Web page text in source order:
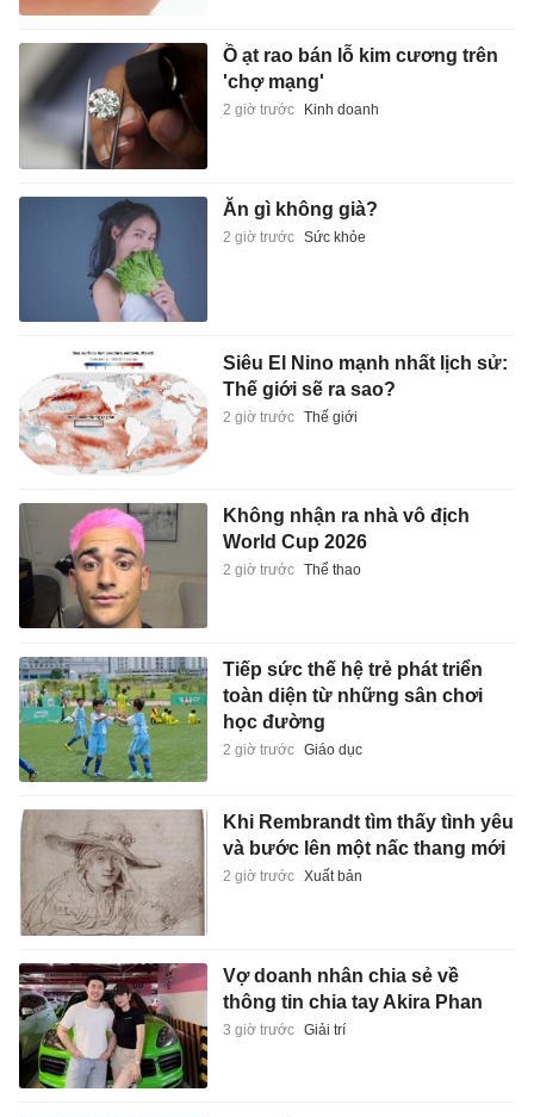
Ồ ạt rao bán lỗ kim cương trên
'chợ mạng'
2 giờ trước Kinh doanh
Ăn gì không già?
2 giờ trước Sức khỏe
Siêu El Nino mạnh nhất lịch sử:
Thế giới sẽ ra sao?
2 giờ trước Thế giới
Không nhận ra nhà vô địch
World Cup 2026
2 giờ trước Thể thao
Tiếp sức thế hệ trẻ phát triển
toàn diện từ những sân chơi
học đường
2 giờ trước Giáo dục
Khi Rembrandt tìm thấy tình yêu
và bước lên một nấc thang mới
2 giờ trước Xuất bản
Vợ doanh nhân chia sẻ về
thông tin chia tay Akira Phan
3 giờ trước Giải trí